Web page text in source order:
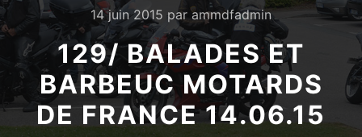
14 juin 2015 parammdfadmin
129/ BALADES ET
BARBEUC MOTARDS
DE FRANCE 14.06.15